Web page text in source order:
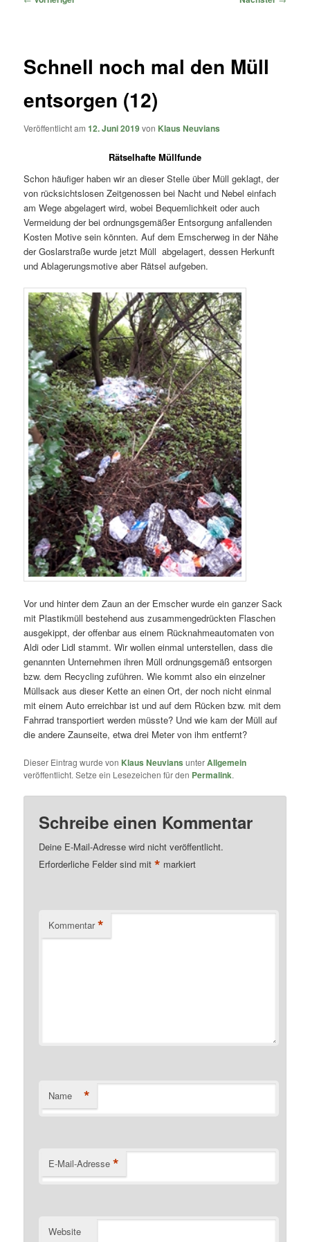
Schnell noch mal den Müll
entsorgen (12)
Veröffentlicht am12. Juni 2019von Klaus Neuvians
Rätselhafte Müllfunde
Schon häufiger haben wir an dieser Stelle über Müll geklagt, der
von rücksichtslosen Zeitgenossen bei Nacht und Nebel einfach
am Wege abgelagert wird, wobei Bequemlichkeit oder auch
Vermeidung der bei ordnungsgemäßer Entsorgung anfallenden
Kosten Motive sein könnten. Auf dem Emscherweg in der Nähe
der Goslarstraße wurde jetzt Müll abgelagert, dessen Herkunft
und Ablagerungsmotive aber Rätsel aufgeben.
Vor und hinter dem Zaun an der Emscher wurde ein ganzer Sack
mit Plastikmüll bestehend aus zusammengedrückten Flaschen
ausgekippt, der offenbar aus einem Rücknahmeautomaten von
Aldi oder Lidl stammt. Wir wollen einmal unterstellen, dass die
genannten Unternehmen ihren Müll ordnungsgemäß entsorgen
bzw. dem Recycling zuführen. Wie kommt also ein einzelner
Müllsack aus dieser Kette an einen Ort, der noch nicht einmal
mit einem Auto erreichbar ist und auf dem Rücken bzw. mit dem
Fahrrad transportiert werden müsste? Und wie kam der Müll auf
die andere Zaunseite, etwa drei Meter von ihm entfernt?
Dieser Eintrag wurde von Klaus Neuvians unterAllgemein
veröffentlicht. Setze ein Lesezeichen für den Permalink.
Schreibe einen Kommentar
Deine E-Mail-Adresse wird nicht veröffentlicht.
Erforderliche Felder sind mit* markiert
Kommentar *
Name *
E-Mail-Adresse *
Website